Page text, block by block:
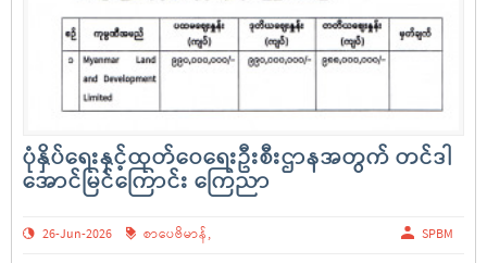
ပုံနှိပ်ရေးနှင့်ထုတ်ဝေရေးဦးစီးဌာနအတွက် တင်ဒါ
အောင်မြင်ကြောင်း ကြေညာ
26-Jun-2026 စာပေဗိမာန်, SPBM